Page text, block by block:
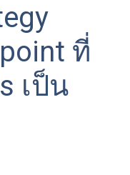
ที่
เป็น